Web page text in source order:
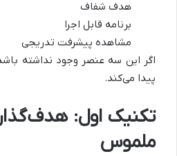
هدف شفاف
برنامه قابل اجرا
مشاهده پیشرفت تدریجی
اگر این سه عنصر وجود نداشته
پیدا می‌کند.
تکنیک اول:
ملموس